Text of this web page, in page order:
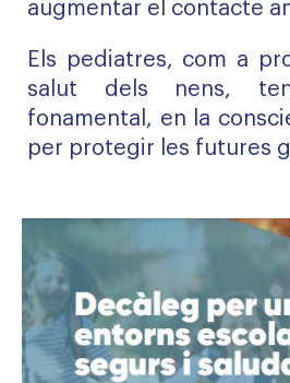
augmentar el contacte
Els pediatres, com a
salut dels nens,
fonamental, en la
per protegir les futures